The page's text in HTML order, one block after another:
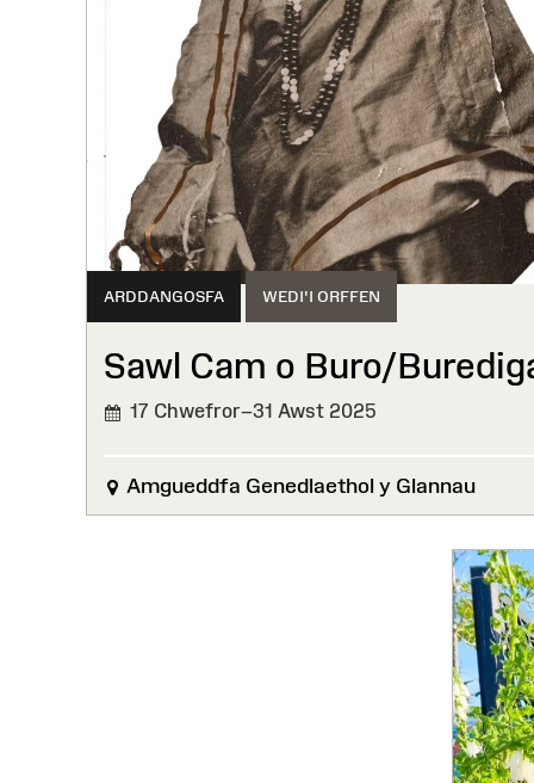
ARDDANGOSFA WEDI'I ORFFEN
Sawl Cam o Buro/
17 Chwefror–31 Awst 2025
WEDI'I
Amgueddfa Genedlaethol y Glannau